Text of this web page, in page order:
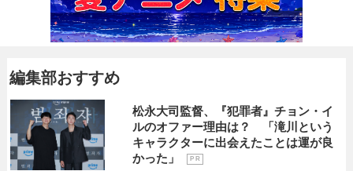
編集部おすすめ
松永大司監督、『犯罪者』チョン・イ
ルのオファー理由は？ 「滝川という
キャラクターに出会えたことは運が良
かった」
P R